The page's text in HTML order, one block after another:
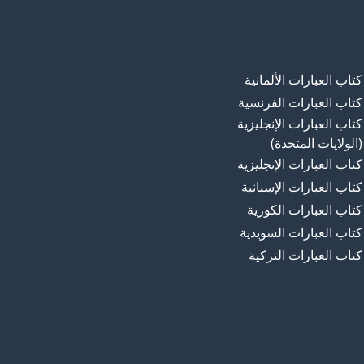
كتاب العبارات الألمانية
كتاب العبارات الفرنسية
كتاب العبارات الإنجليزية
(الولايات المتحدة)
كتاب العبارات الإنجليزية
كتاب العبارات الإسبانية
كتاب العبارات الكورية
كتاب العبارات السويدية
كتاب العبارات التركية